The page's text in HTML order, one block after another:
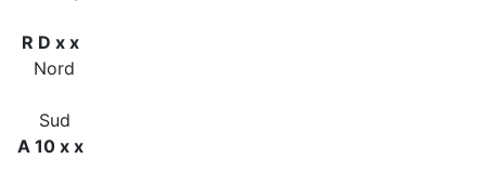
R D x x
Nord
Sud
A 10 x x